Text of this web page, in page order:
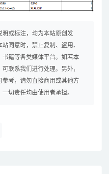
或标注，均为本站原创发
同意时，禁止复制、盗用、
籍等各类媒体平台。如若本
联系我们进行处理。另外，
考，请勿直接商用或其他方
切责任均由使用者承担。